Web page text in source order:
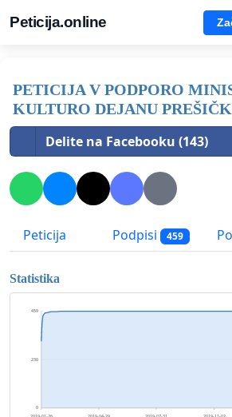
Peticija.online
PETICIJA V PODPORO
KULTURO DEJANU
Delite na Facebooku (143)
Peticija Podpisi 459
Statistika
0
230
459